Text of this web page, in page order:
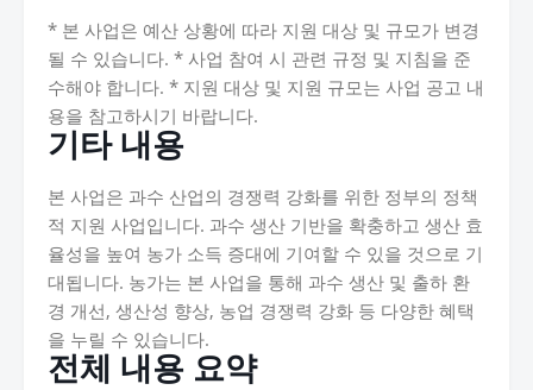
* 본 사업은 예산 상황에 따라 지원 대상 및 규모가 변경
될 수 있습니다. * 사업 참여 시 관련 규정 및 지침을 준
수해야 합니다. * 지원 대상 및 지원 규모는 사업 공고 내
용을 참고하시기 바랍니다.
기타 내용
본 사업은 과수 산업의 경쟁력 강화를 위한 정부의 정책
적 지원 사업입니다. 과수 생산 기반을 확충하고 생산 효
율성을 높여 농가 소득 증대에 기여할 수 있을 것으로 기
대됩니다. 농가는 본 사업을 통해 과수 생산 및 출하 환
경 개선, 생산성 향상, 농업 경쟁력 강화 등 다양한 혜택
을 누릴 수 있습니다.
전체 내용 요약